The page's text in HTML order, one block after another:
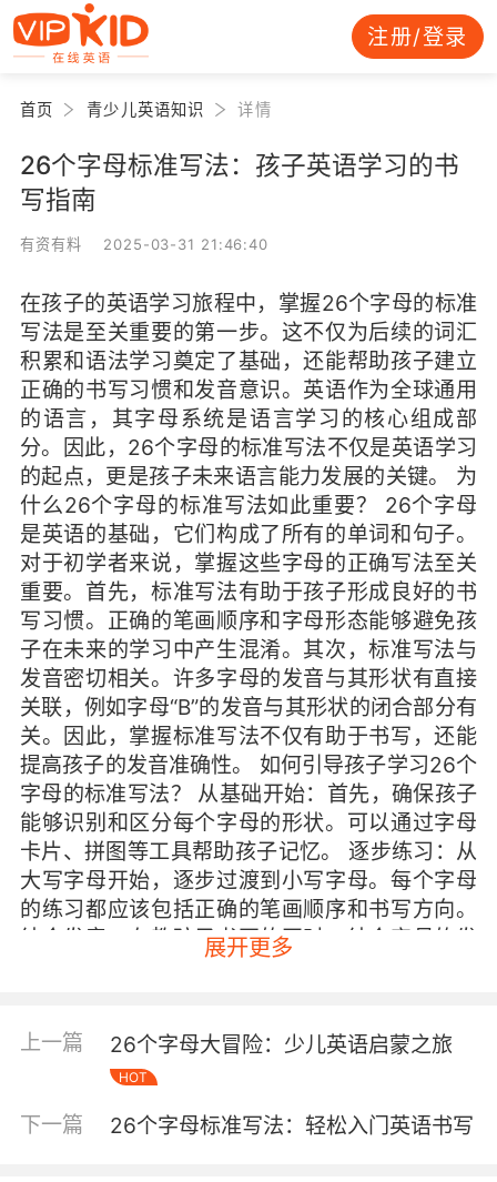
注册/登录
首页 青少儿英语知识 详情
26个字母标准写法：孩子英语学习的书
写指南
有资有料 2025-03-31 21:46:40
在孩子的英语学习旅程中，掌握26个字母的标准
写法是至关重要的第一步。这不仅为后续的词汇
积累和语法学习奠定了基础，还能帮助孩子建立
正确的书写习惯和发音意识。英语作为全球通用
的语言，其字母系统是语言学习的核心组成部
分。因此，26个字母的标准写法不仅是英语学习
的起点，更是孩子未来语言能力发展的关键。 为
什么26个字母的标准写法如此重要？ 26个字母
是英语的基础，它们构成了所有的单词和句子。
对于初学者来说，掌握这些字母的正确写法至关
重要。首先，标准写法有助于孩子形成良好的书
写习惯。正确的笔画顺序和字母形态能够避免孩
子在未来的学习中产生混淆。其次，标准写法与
发音密切相关。许多字母的发音与其形状有直接
关联，例如字母“B”的发音与其形状的闭合部分有
关。因此，掌握标准写法不仅有助于书写，还能
提高孩子的发音准确性。 如何引导孩子学习26个
字母的标准写法？ 从基础开始：首先，确保孩子
能够识别和区分每个字母的形状。可以通过字母
卡片、拼图等工具帮助孩子记忆。 逐步练习：从
大写字母开始，逐步过渡到小写字母。每个字母
的练习都应该包括正确的笔画顺序和书写方向。
结合发音：在教孩子书写的同时，结合字母的发
音进行练习。例如，在教字母“A”时，可以同时教
习：通过视觉、听觉和触觉等多种感官的结合，
帮助孩子更好地记忆字母。例如，可以使用沙
子、黏土等材料让孩子用手指“写”字母。 定期复
习：定期复习已学过的字母，确保孩子能够长期
记忆。可以通过游戏、歌曲等方式增加复习的趣
展开更多
上一篇 26个字母大冒险：少儿英语启蒙之旅
HOT
下一篇 26个字母标准写法：轻松入门英语书写